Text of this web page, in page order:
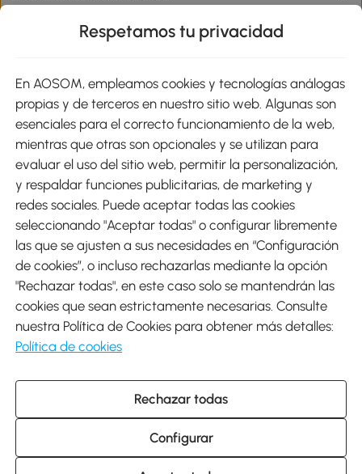
Métodos de Pago
Envíos
Descargar Aosom App
Google Play
931 29 45 12 (L-V de 8:30 a 17:30h)
atencioncliente@aosom.es
C/ Roc Gros, nº 15. 08550 Els Hostalets de Balenyà (Barcelona),
España
Respetamos tu privacidad
En AOSOM, empleamos cookies y tecnologías análogas
propias y de terceros en nuestro sitio web. Algunas son
esenciales para el correcto funcionamiento de la web,
mientras que otras son opcionales y se utilizan para
evaluar el uso del sitio web, permitir la personalización,
y respaldar funciones publicitarias, de marketing y
redes sociales. Puede aceptar todas las cookies
seleccionando "Aceptar todas" o configurar libremente
las que se ajusten a sus necesidades en “Configuración
de cookies”, o incluso rechazarlas mediante la opción
"Rechazar todas", en este caso solo se mantendrán las
cookies que sean estrictamente necesarias. Consulte
nuestra Política de Cookies para obtener más detalles:
Política de cookies
Rechazar todas
Configurar